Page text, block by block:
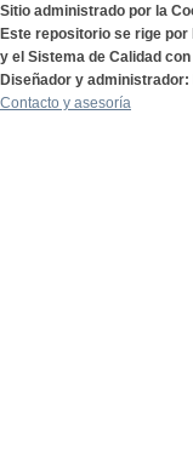
Sitio administrado por la
Este repositorio se rige
y el Sistema de Calidad
Diseñador y
Contacto y asesoría